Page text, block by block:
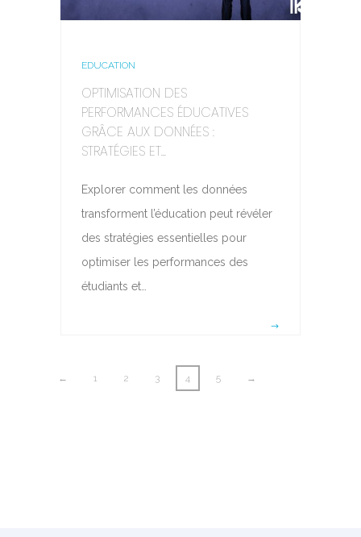
EDUCATION
OPTIMISATION DES
PERFORMANCES ÉDUCATIVES
GRÂCE AUX DONNÉES :
STRATÉGIES ET...
Explorer comment les données
transforment l’éducation peut révéler
des stratégies essentielles pour
optimiser les performances des
étudiants et…
← 1 2 3 4 5 →